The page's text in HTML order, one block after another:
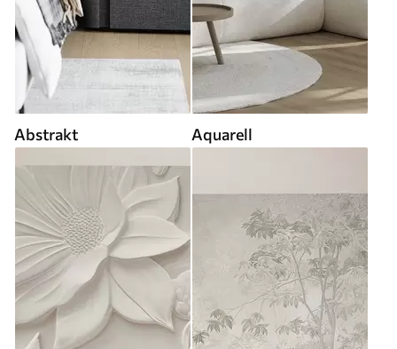
Abstrakt Aquarell